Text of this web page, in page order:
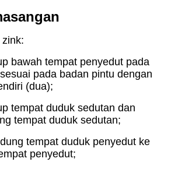
bawah tempat penyedut pada
pada badan pintu dengan
(dua);
tempat duduk sedutan dan
tempat duduk sedutan;
tempat duduk penyedut ke
penyedut;